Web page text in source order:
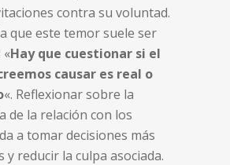
contra su voluntad.
que este temor suele ser
«Hay que cuestionar si el
causar es real o
«. Reflexionar sobre la
de la relación con los
a tomar decisiones más
y reducir la culpa asociada.